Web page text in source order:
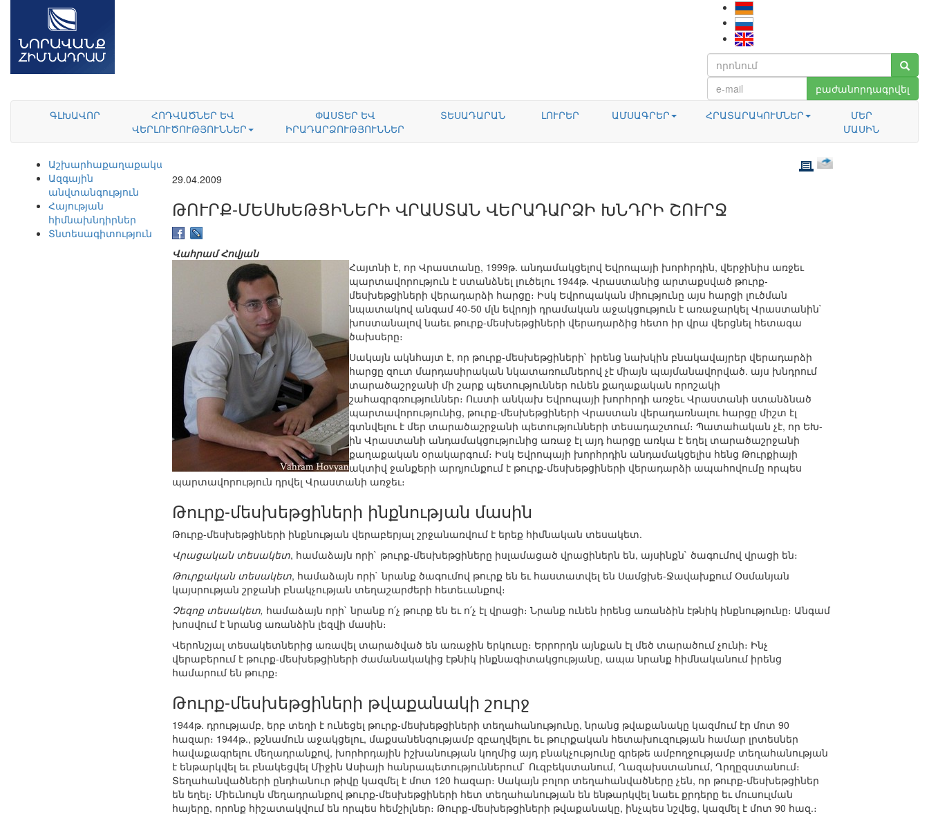
բաժանորդագրվել
ԳԼԽԱՎՈՐ
ՀՈԴՎԱԾՆԵՐ ԵՎ
ՎԵՐԼՈՒԾՈՒԹՅՈՒՆՆԵՐ
ՓԱՍՏԵՐ ԵՎ
ԻՐԱԴԱՐՁՈՒԹՅՈՒՆՆԵՐ
ՏԵՍԱԴԱՐԱՆ ԼՈՒՐԵՐ ԱՄՍԱԳՐԵՐ ՀՐԱՏԱՐԱԿՈՒՄՆԵՐ
ՄԵՐ
ՄԱՍԻՆ
Աշխարհաքաղաքականություն
Ազգային
անվտանգություն
Հայության
հիմնախնդիրներ
Տնտեսագիտություն
29.04.2009
ԹՈՒՐՔ-ՄԵՍԽԵԹՑԻՆԵՐԻ ՎՐԱՍՏԱՆ ՎԵՐԱԴԱՐՁԻ ԽՆԴՐԻ ՇՈՒՐՋ
Վահրամ Հովյան
Հայտնի է, որ Վրաստանը, 1999թ. անդամակցելով Եվրոպայի խորհրդին, վերջինիս առջեւ
պարտավորություն է ստանձնել լուծելու 1944թ. Վրաստանից արտաքսված թուրք-
մեսխեթցիների վերադարձի հարցը։ Իսկ Եվրոպական միությունը այս հարցի լուծման
նպատակով անգամ 40-50 մլն եվրոյի դրամական աջակցություն է առաջարկել Վրաստանին`
խոստանալով նաեւ թուրք-մեսխեթցիների վերադարձից հետո իր վրա վերցնել հետագա
ծախսերը։
Սակայն ակնհայտ է, որ թուրք-մեսխեթցիների` իրենց նախկին բնակավայրեր վերադարձի
հարցը զուտ մարդասիրական նկատառումներով չէ միայն պայմանավորված. այս խնդրում
տարածաշրջանի մի շարք պետություններ ունեն քաղաքական որոշակի
շահագրգռություններ։ Ուստի անկախ Եվրոպայի խորհրդի առջեւ Վրաստանի ստանձնած
պարտավորությունից, թուրք-մեսխեթցիների Վրաստան վերադառնալու հարցը միշտ էլ
գտնվելու է մեր տարածաշրջանի պետությունների տեսադաշտում։ Պատահական չէ, որ ԵԽ-
ին Վրաստանի անդամակցությունից առաջ էլ այդ հարցը առկա է եղել տարածաշրջանի
քաղաքական օրակարգում։ Իսկ Եվրոպայի խորհրդին անդամակցելիս հենց Թուրքիայի
ակտիվ ջանքերի արդյունքում է թուրք-մեսխեթցիների վերադարձի ապահովումը որպես
պարտավորություն դրվել Վրաստանի առջեւ։
Թուրք-մեսխեթցիների ինքնության մասին
Թուրք-մեսխեթցիների ինքնության վերաբերյալ շրջանառվում է երեք հիմնական տեսակետ.
Վրացական տեսակետ, համաձայն որի` թուրք-մեսխեթցիները իսլամացած վրացիներն են, այսինքն` ծագումով վրացի են։
Թուրքական տեսակետ, համաձայն որի` նրանք ծագումով թուրք են եւ հաստատվել են Սամցխե-Ջավախքում Օսմանյան
կայսրության շրջանի բնակչության տեղաշարժերի հետեւանքով։
Չեզոք տեսակետ, համաձայն որի` նրանք ո՛չ թուրք են եւ ո՛չ էլ վրացի։ Նրանք ունեն իրենց առանձին էթնիկ ինքնությունը։ Անգամ
խոսվում է նրանց առանձին լեզվի մասին։
Վերոնշյալ տեսակետներից առավել տարածված են առաջին երկուսը։ Երրորդն այնքան էլ մեծ տարածում չունի։ Ինչ
վերաբերում է թուրք-մեսխեթցիների ժամանակակից էթնիկ ինքնագիտակցությանը, ապա նրանք հիմնականում իրենց
համարում են թուրք։
Թուրք-մեսխեթցիների թվաքանակի շուրջ
1944թ. դրությամբ, երբ տեղի է ունեցել թուրք-մեսխեթցիների տեղահանությունը, նրանց թվաքանակը կազմում էր մոտ 90
հազար։ 1944թ., թշնամուն աջակցելու, մաքսանենգությամբ զբաղվելու եւ թուրքական հետախուզության համար լրտեսներ
հավաքագրելու մեղադրանքով, խորհրդային իշխանության կողմից այդ բնակչությունը գրեթե ամբողջությամբ տեղահանության
է ենթարկվել եւ բնակեցվել Միջին Ասիայի հանրապետություններում` Ուզբեկստանում, Ղազախստանում, Ղրղըզստանում։
Տեղահանվածների ընդհանուր թիվը կազմել է մոտ 120 հազար։ Սակայն բոլոր տեղահանվածները չեն, որ թուրք-մեսխեթցիներ
են եղել։ Միեւնույն մեղադրանքով թուրք-մեսխեթցիների հետ տեղահանության են ենթարկվել նաեւ քրդերը եւ մուսուլման
հայերը, որոնք հիշատակվում են որպես հեմշիլներ։ Թուրք-մեսխեթցիների թվաքանակը, ինչպես նշվեց, կազմել է մոտ 90 հազ.։